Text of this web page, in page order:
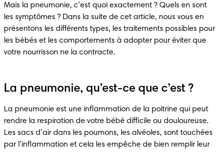
Mais la pneumonie, c’est quoi exactement ? Quels en sont
les symptômes ? Dans la suite de cet article, nous vous en
présentons les différents types, les traitements possibles pour
les bébés et les comportements à adopter pour éviter que
votre nourrisson ne la contracte.
La pneumonie, qu’est-ce que c’est ?
La pneumonie est une inflammation de la poitrine qui peut
rendre la respiration de votre bébé difficile ou douloureuse.
Les sacs d’air dans les poumons, les alvéoles, sont touchées
par l’inflammation et cela les empêche de bien remplir leur